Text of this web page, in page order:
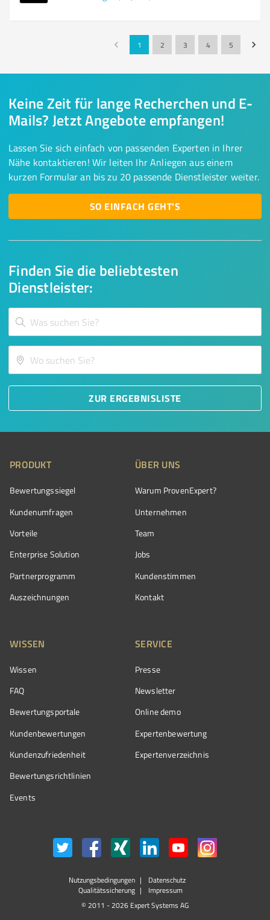
1 2 3 4 5
Finden Sie die beliebtesten
Dienstleister:
ZUR ERGEBNISLISTE
Keine Zeit für lange Recherchen und E-
Mails? Jetzt Angebote empfangen!
Lassen Sie sich einfach von passenden Experten in Ihrer
Nähe kontaktieren! Wir leiten Ihr Anliegen aus einem
kurzen Formular an bis zu 20 passende Dienstleister weiter.
SO EINFACH GEHT'S
PRODUKT
Bewertungssiegel
Kundenumfragen
Vorteile
Enterprise Solution
Partnerprogramm
Auszeichnungen
ÜBER UNS
Warum ProvenExpert?
Unternehmen
Team
Jobs
Kundenstimmen
Kontakt
WISSEN
Wissen
FAQ
Bewertungsportale
Kundenbewertungen
Kundenzufriedenheit
Bewertungs­richtlinien
Events
SERVICE
Presse
Newsletter
Online demo
Expertenbewertung
Expertenverzeichnis
Nutzungsbedingungen
Datenschutz
Qualitätssicherung
Impressum
© 2011 - 2026 Expert Systems AG